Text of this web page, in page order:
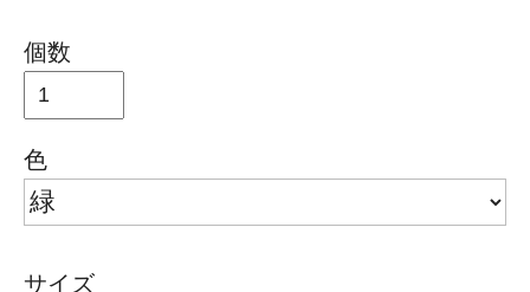
個数
色
サイズ